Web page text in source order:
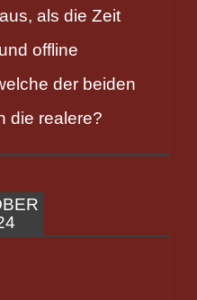
als die Zeit
offline
der beiden
die realere?